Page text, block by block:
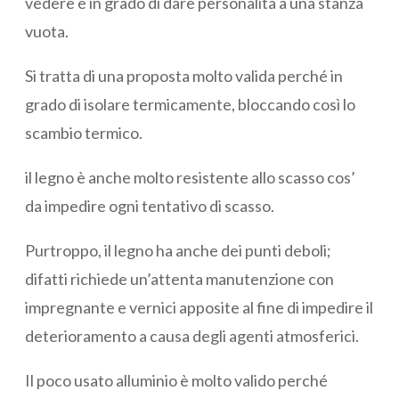
vuota.
Si tratta di una proposta molto valida perché in
grado di isolare termicamente, bloccando così lo
scambio termico.
il legno è anche molto resistente allo scasso cos’
da impedire ogni tentativo di scasso.
Purtroppo, il legno ha anche dei punti deboli;
difatti richiede un’attenta manutenzione con
impregnante e vernici apposite al fine di impedire il
deterioramento a causa degli agenti atmosferici.
Il poco usato alluminio è molto valido perché